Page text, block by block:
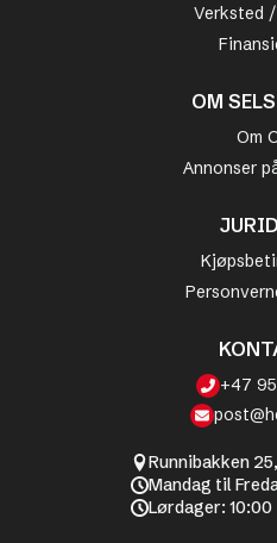
Verksted
OM
Om
Annonser
+47
Runnibakken
Mandag til
Lørdager: 10:00